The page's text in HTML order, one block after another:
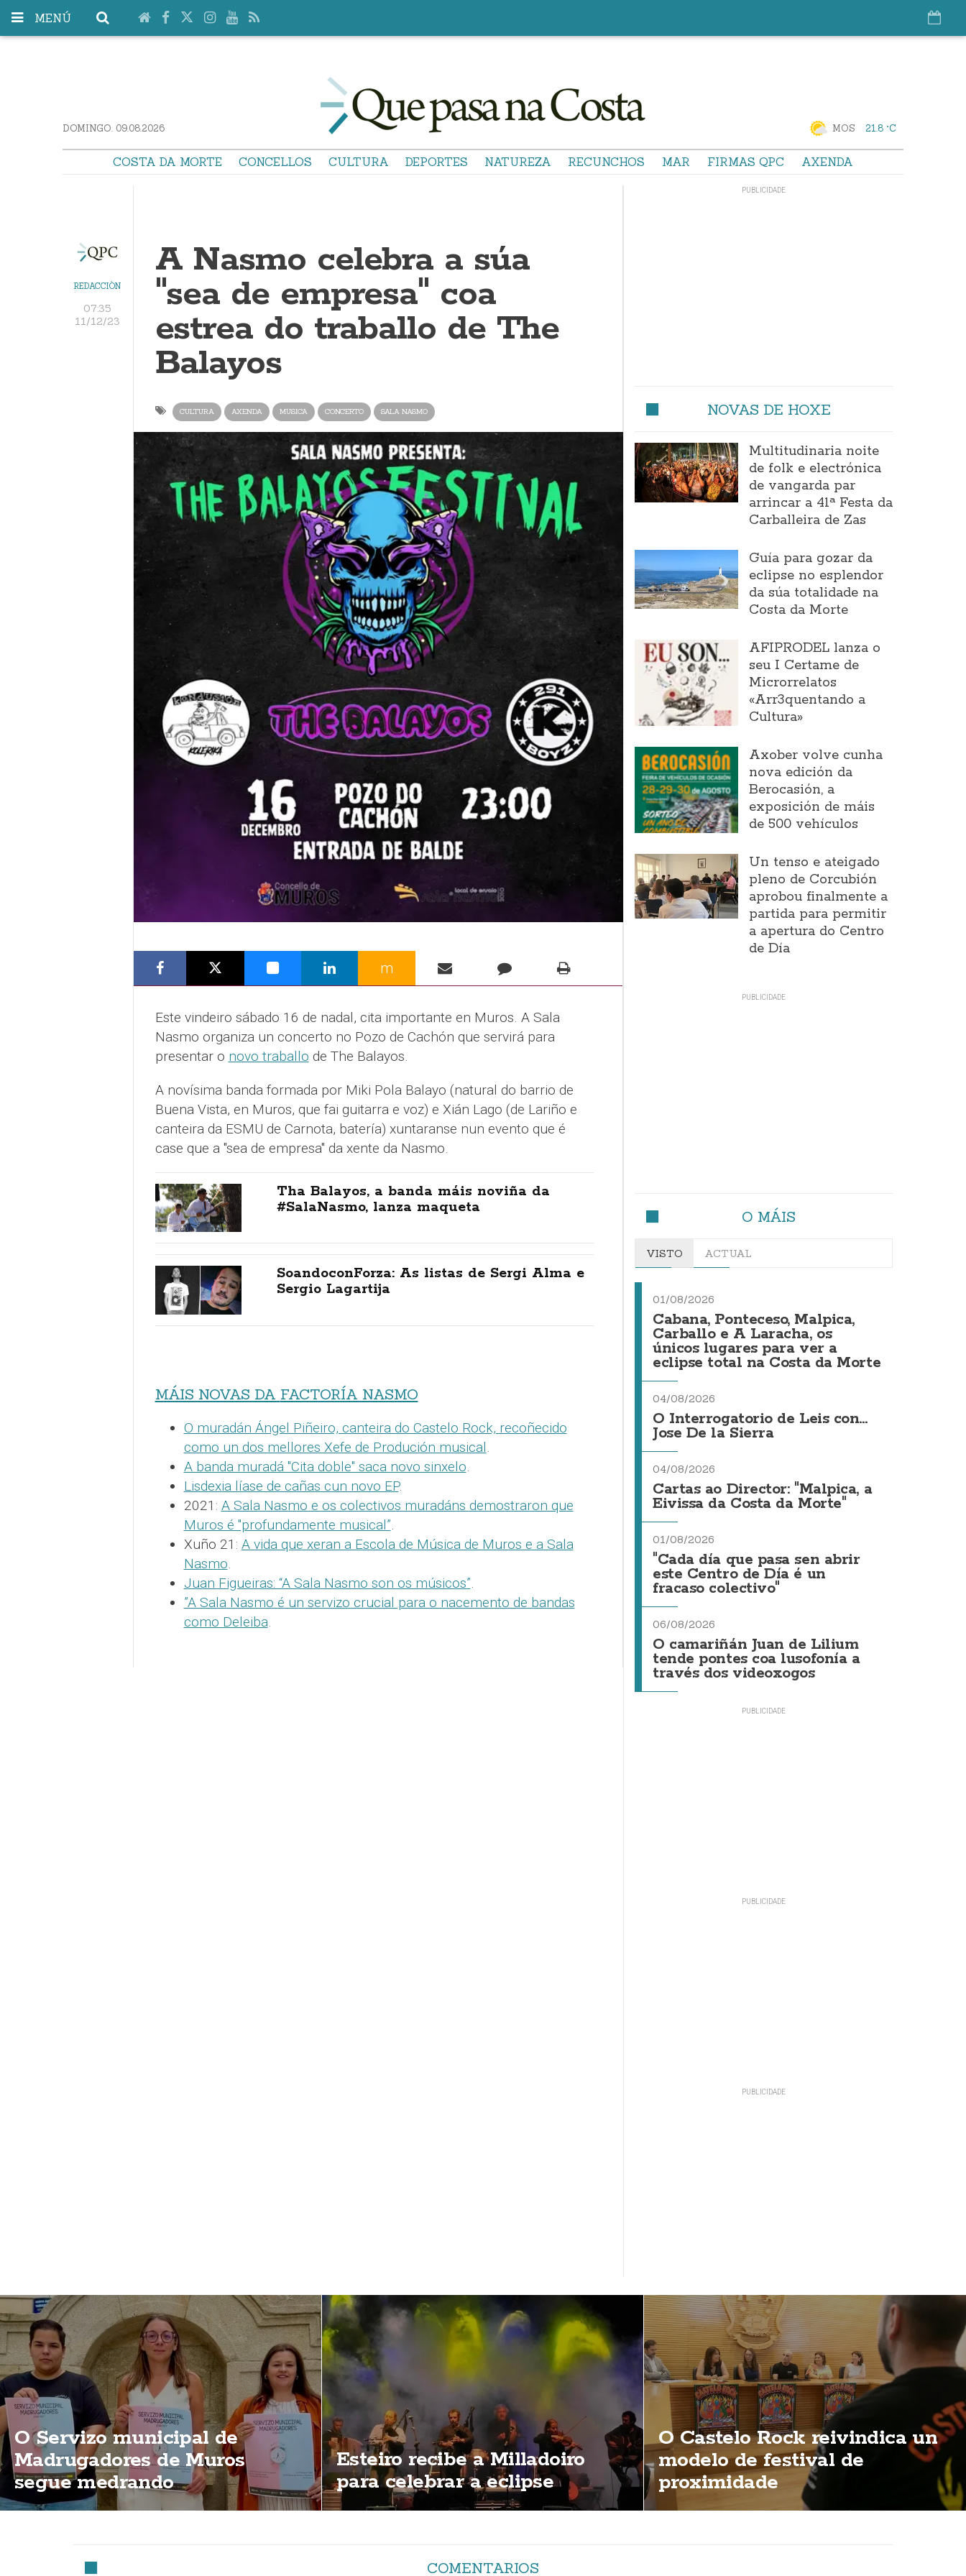
MENÚ
DOMINGO. 09.08.2026 MOS 21.8 °C
COSTA DA MORTE CONCELLOS CULTURA DEPORTES NATUREZA RECUNCHOS MAR FIRMAS QPC AXENDA
REDACCIÓN
07:35
11/12/23
A Nasmo celebra a súa
"sea de empresa" coa
estrea do traballo de The
Balayos
CULTURA AXENDA MUSICA CONCERTO SALA NASMO
m
Este vindeiro sábado 16 de nadal, cita importante en Muros. A Sala
Nasmo organiza un concerto no Pozo de Cachón que servirá para
presentar o novo traballo de The Balayos.
A novísima banda formada por Miki Pola Balayo (natural do barrio de
Buena Vista, en Muros, que fai guitarra e voz) e Xián Lago (de Lariño e
canteira da ESMU de Carnota, batería) xuntaranse nun evento que é
case que a "sea de empresa" da xente da Nasmo.
Tha Balayos, a banda máis noviña da
#SalaNasmo, lanza maqueta
SoandoconForza: As listas de Sergi Alma e
Sergio Lagartija
MÁIS NOVAS DA FACTORÍA NASMO
O muradán Ángel Piñeiro, canteira do Castelo Rock, recoñecido
como un dos mellores Xefe de Produción musical
A banda muradá "Cita doble" saca novo sinxelo
Lisdexia líase de cañas cun novo EP.
2021: A Sala Nasmo e os colectivos muradáns demostraron que
Muros é "profundamente musical”
Xuño 21: A vida que xeran a Escola de Música de Muros e a Sala
Nasmo
Juan Figueiras: “A Sala Nasmo son os músicos”
”A Sala Nasmo é un servizo crucial para o nacemento de bandas
como Deleiba
NOVAS DE HOXE
Multitudinaria noite
de folk e electrónica
de vangarda par
arrincar a 41ª Festa da
Carballeira de Zas
Guía para gozar da
eclipse no esplendor
da súa totalidade na
Costa da Morte
AFIPRODEL lanza o
seu I Certame de
Microrrelatos
«Arr3quentando a
Cultura»
Axober volve cunha
nova edición da
Berocasión, a
exposición de máis
de 500 vehículos
Un tenso e ateigado
pleno de Corcubión
aprobou finalmente a
partida para permitir
a apertura do Centro
de Día
O MÁIS
VISTO ACTUAL
01/08/2026
Cabana, Ponteceso, Malpica,
Carballo e A Laracha, os
únicos lugares para ver a
eclipse total na Costa da Morte
04/08/2026
O Interrogatorio de Leis con...
Jose De la Sierra
04/08/2026
Cartas ao Director: "Malpica, a
Eivissa da Costa da Morte"
01/08/2026
"Cada día que pasa sen abrir
este Centro de Día é un
fracaso colectivo"
06/08/2026
O camariñán Juan de Lilium
tende pontes coa lusofonía a
través dos videoxogos
O Servizo municipal de
Madrugadores de Muros
segue medrando
Esteiro recibe a Milladoiro
para celebrar a eclipse
O Castelo Rock reivindica un
modelo de festival de
proximidade
COMENTARIOS